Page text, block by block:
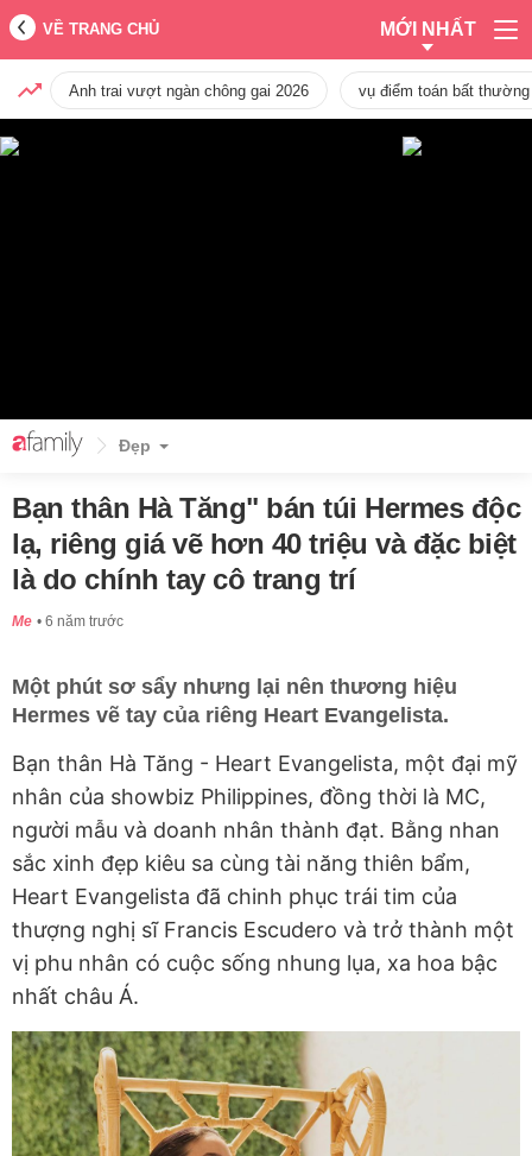
VỀ TRANG CHỦ MỚI NHẤT
Anh trai vượt ngàn chông gai 2026 vụ điểm toán bất
Đẹp
Bạn thân Hà Tăng" bán túi Hermes độc
lạ, riêng giá vẽ hơn 40 triệu và đặc biệt
là do chính tay cô trang trí
Me 6 năm trước
Một phút sơ sẩy nhưng lại nên thương hiệu
Hermes vẽ tay của riêng Heart Evangelista.
Bạn thân Hà Tăng - Heart Evangelista, một đại mỹ
nhân của showbiz Philippines, đồng thời là MC,
người mẫu và doanh nhân thành đạt. Bằng nhan
sắc xinh đẹp kiêu sa cùng tài năng thiên bẩm,
Heart Evangelista đã chinh phục trái tim của
thượng nghị sĩ Francis Escudero và trở thành một
vị phu nhân có cuộc sống nhung lụa, xa hoa bậc
nhất châu Á.